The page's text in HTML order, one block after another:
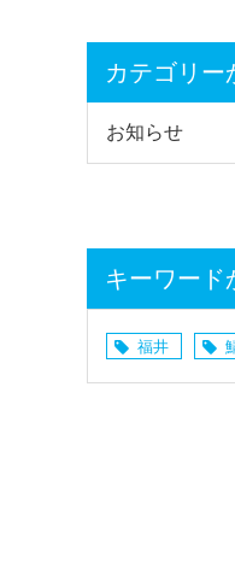
カテゴリー
お知らせ
キーワード
福井